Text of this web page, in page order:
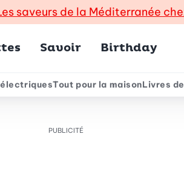
saveurs de la Méditerranée
Savoir Birthday
Tout pour la maisonLivres
PUBLICITÉ